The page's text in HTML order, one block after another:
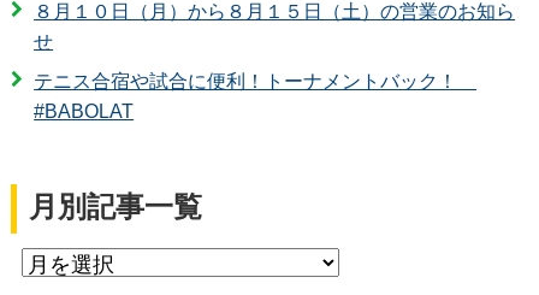
８月１０日（月）から８月１５日（土）の営業のお知ら
せ
テニス合宿や試合に便利！トーナメントバック！
#BABOLAT
月別記事一覧